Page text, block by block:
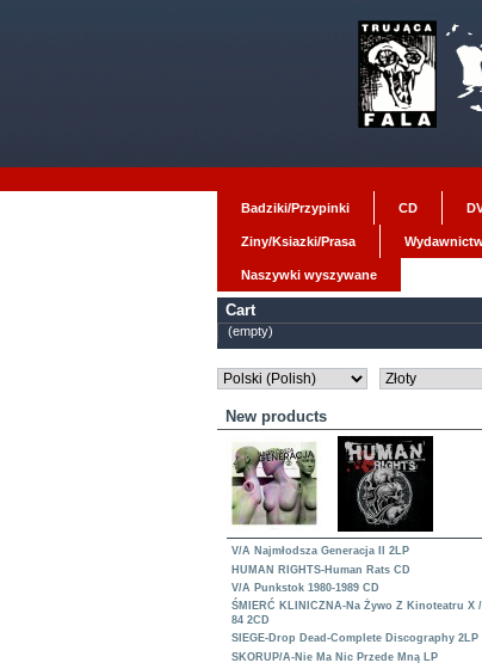
Badziki/Przypinki CD
Ziny/Ksiazki/Prasa
Naszywki wyszywane
Cart
(empty)
New products
V/A Najmłodsza Generacja II 2LP
HUMAN RIGHTS-Human Rats CD
V/A Punkstok 1980-1989 CD
ŚMIERĆ KLINICZNA-Na Żywo Z Kinoteatru X
84 2CD
SIEGE-Drop Dead-Complete Discography 2LP
SKORUP/A-Nie Ma Nic Przede Mną LP